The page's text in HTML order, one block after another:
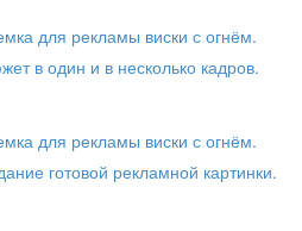
для рекламы виски с огнём.
в один и в несколько кадров.
для рекламы виски с огнём.
готовой рекламной картинки.